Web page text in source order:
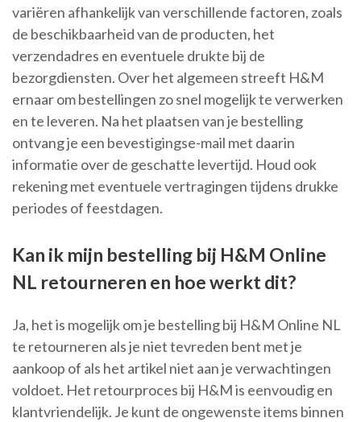
variëren afhankelijk van verschillende factoren, zoals
de beschikbaarheid van de producten, het
verzendadres en eventuele drukte bij de
bezorgdiensten. Over het algemeen streeft H&M
ernaar om bestellingen zo snel mogelijk te verwerken
en te leveren. Na het plaatsen van je bestelling
ontvang je een bevestigingse-mail met daarin
informatie over de geschatte levertijd. Houd ook
rekening met eventuele vertragingen tijdens drukke
periodes of feestdagen.
Kan ik mijn bestelling bij H&M Online
NL retourneren en hoe werkt dit?
Ja, het is mogelijk om je bestelling bij H&M Online NL
te retourneren als je niet tevreden bent met je
aankoop of als het artikel niet aan je verwachtingen
voldoet. Het retourproces bij H&M is eenvoudig en
klantvriendelijk. Je kunt de ongewenste items binnen